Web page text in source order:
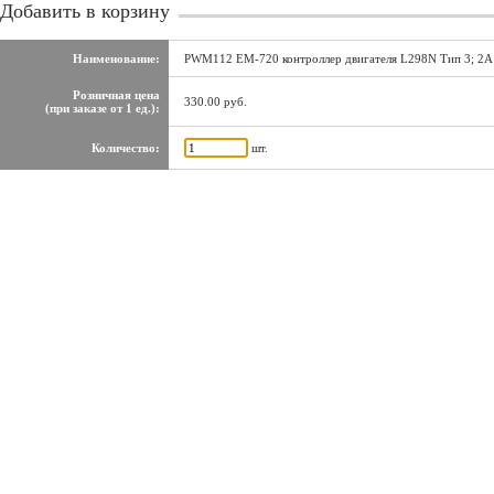
Добавить в корзину
Наименование: PWM112 EM-720 контроллер двигателя L298N Тип 3;
Розничная цена
(при заказе от 1 ед.):
330.00 руб.
Количество: шт.